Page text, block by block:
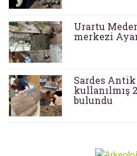
Urartu
merkezi
Sardes
kullanılmış
bulundu